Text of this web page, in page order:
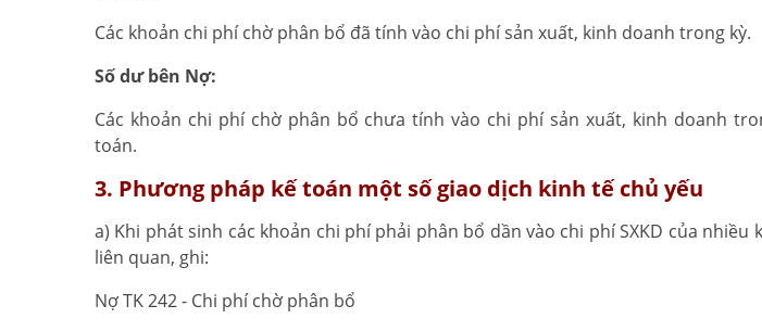
Các khoản chi phí chờ phân bổ đã tính vào chi phí sản xuất, kinh doanh trong kỳ.
Số dư bên Nợ:
Các khoản chi phí chờ phân bổ chưa tính vào chi phí sản xuất, kinh doanh
toán.
3. Phương pháp kế toán một số giao dịch kinh tế chủ yếu
a) Khi phát sinh các khoản chi phí phải phân bổ dần vào chi phí SXKD của nhiều
liên quan, ghi:
Nợ TK 242 - Chi phí chờ phân bổ